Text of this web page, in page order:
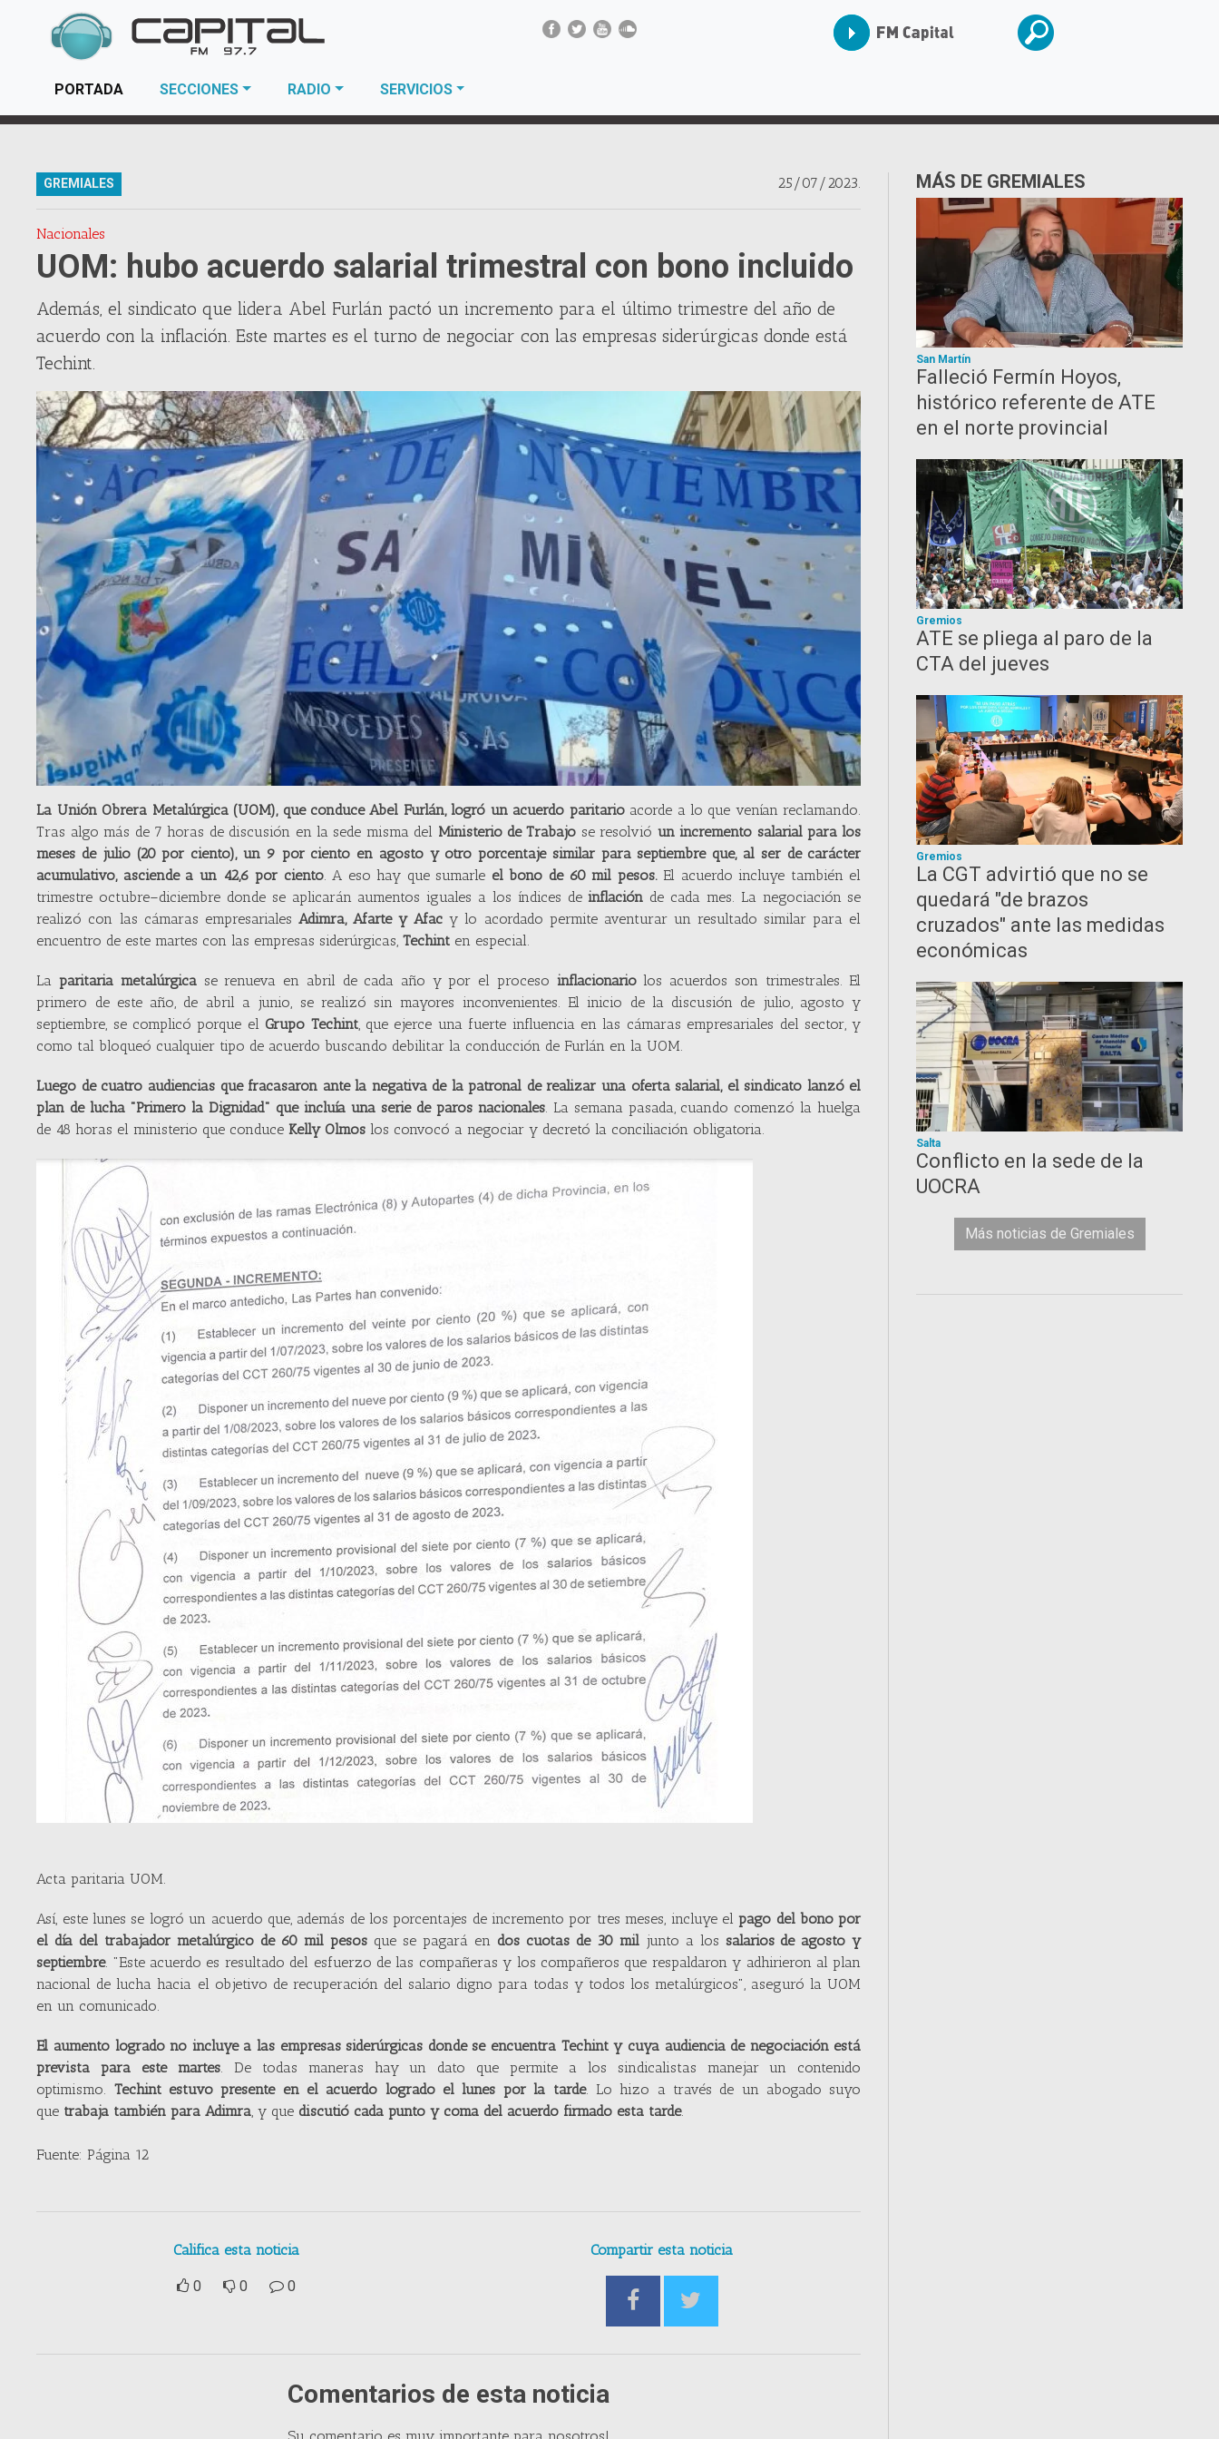
PORTADA(current)SECCIONES RADIO SERVICIOS
25/07/2023.
GREMIALES
Nacionales
UOM: hubo acuerdo salarial trimestral con bono incluido
Además, el sindicato que lidera Abel Furlán pactó un incremento para el último trimestre del año de
acuerdo con la inflación. Este martes es el turno de negociar con las empresas siderúrgicas donde está
Techint.
La Unión Obrera Metalúrgica (UOM), que conduce Abel Furlán, logró un acuerdo paritarioacorde a lo que venían reclamando.
Tras algo más de 7 horas de discusión en la sede misma del Ministerio de Trabajo se resolvió un incremento salarial para los
meses de julio (20 por ciento), un 9 por ciento en agosto y otro porcentaje similar para septiembre que, al ser de carácter
acumulativo, asciende a un 42,6 por ciento. A eso hay que sumarle el bono de 60 mil pesos.El acuerdo incluye también el
trimestre octubre–diciembre donde se aplicarán aumentos iguales a los índices deinflación de cada mes. La negociación se
realizó con las cámaras empresariales Adimra, Afarte y Afac y lo acordado permite aventurar un resultado similar para el
encuentro de este martes con las empresas siderúrgicas,Techint en especial.
Laparitaria metalúrgicase renueva en abril de cada año y por el proceso inflacionariolos acuerdos son trimestrales. El
primero de este año, de abril a junio, se realizó sin mayores inconvenientes. El inicio de la discusión de julio, agosto y
septiembre, se complicó porque el Grupo Techint, que ejerce una fuerte influencia en las cámaras empresariales del sector, y
como tal bloqueó cualquier tipo de acuerdo buscando debilitar la conducción de Furlán en la UOM.
Luego de cuatro audiencias que fracasaron ante la negativa de la patronal de realizar una oferta salarial, el sindicato lanzó el
plan de lucha "Primero la Dignidad" que incluía una serie de paros nacionales. La semana pasada, cuando comenzó la huelga
de 48 horas el ministerio que conduceKelly Olmos los convocó a negociar y decretó la conciliación obligatoria.
Acta paritaria UOM.
Así, este lunes se logró un acuerdo que, además de los porcentajes de incremento por tres meses, incluye elpago del bono por
el día del trabajador metalúrgico de 60 mil pesos que se pagará endos cuotas de 30 miljunto a los salarios de agosto y
septiembre. "Este acuerdo es resultado del esfuerzo de las compañeras y los compañeros que respaldaron y adhirieron al plan
nacional de lucha hacia el objetivo de recuperación del salario digno para todas y todos los metalúrgicos", aseguró la UOM
en un comunicado.
El aumento logrado no incluye a las empresas siderúrgicas donde se encuentra Techint y cuya audiencia de negociación está
prevista para este martes. De todas maneras hay un dato que permite a los sindicalistas manejar un contenido
optimismo. Techint estuvo presente en el acuerdo logrado el lunes por la tarde. Lo hizo a través de un abogado suyo
que trabaja también para Adimra, y que discutió cada punto y coma del acuerdo firmado esta tarde.
Fuente: Página 12
Califica esta noticia
0 0 0
Compartir esta noticia
Comentarios de esta noticia
MÁS DE GREMIALES
San Martín
Falleció Fermín Hoyos,
histórico referente de ATE
en el norte provincial
Gremios
ATE se pliega al paro de la
CTA del jueves
Gremios
La CGT advirtió que no se
quedará "de brazos
cruzados" ante las medidas
económicas
Salta
Conflicto en la sede de la
UOCRA
Más noticias de Gremiales